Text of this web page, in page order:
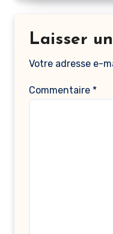
Laisser
Votre adresse e-
Commentaire *